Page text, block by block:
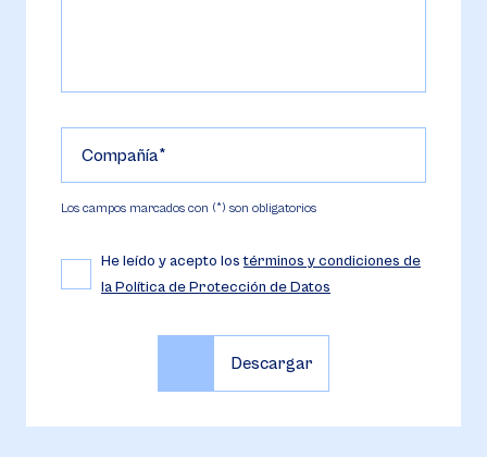
Compañía
Los campos marcados con (*) son obligatorios
He leído y acepto lostérminos y condiciones de
la Política de Protección de Datos